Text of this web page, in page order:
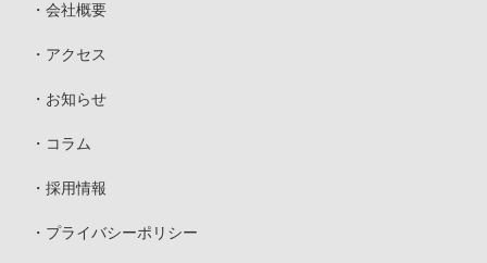
会社概要
アクセス
お知らせ
コラム
採用情報
プライバシーポリシー